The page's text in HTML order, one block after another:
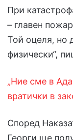
При
– главен
Той оцеля, но
физически“,
„Ние сме в
вратички в
Според
Георги ще